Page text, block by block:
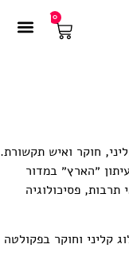
0
פסיכולוג קליני, חוקר ואיש תקשורת.
״הארץ״ במדור
פסיכולוגיה
קליני וחוקר בפקולטה